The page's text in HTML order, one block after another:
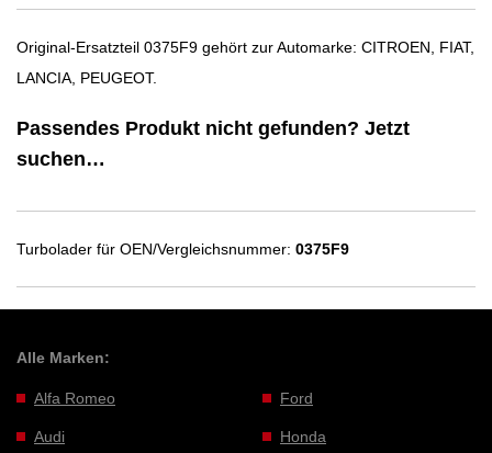
Original-Ersatzteil 0375F9 gehört zur Automarke: CITROEN, FIAT,
LANCIA, PEUGEOT.
Passendes Produkt nicht gefunden? Jetzt
suchen…
Turbolader für OEN/Vergleichsnummer: 0375F9
Alle Marken:
Alfa Romeo
Audi
Ford
Honda